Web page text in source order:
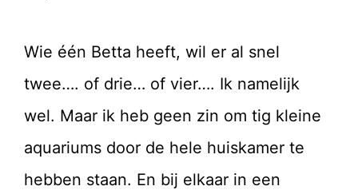
Wie één Betta heeft, wil er al snel
twee…. of drie… of vier…. Ik namelijk
wel. Maar ik heb geen zin om tig kleine
aquariums door de hele huiskamer te
hebben staan. En bij elkaar in een